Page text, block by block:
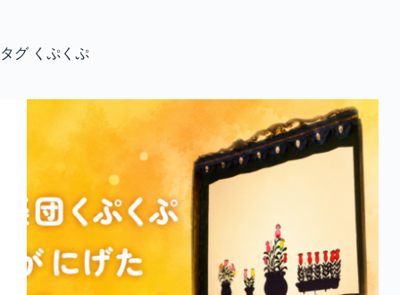
テ
ン
タグ くぷくぷ